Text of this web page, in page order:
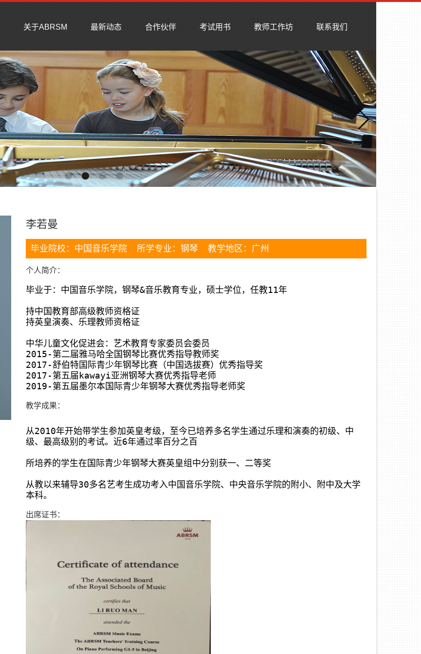
关于ABRSM 最新动态 合作伙伴 考试用书 教师工作坊 联系我们
李若曼
毕业院校：中国音乐学院 所学专业：钢琴 教学地区：广州
个人简介：
毕业于：中国音乐学院，钢琴&音乐教育专业，硕士学位，任教11年
持中国教育部高级教师资格证
持英皇演奏、乐理教师资格证
中华儿童文化促进会：艺术教育专家委员会委员
2015-第二届雅马哈全国钢琴比赛优秀指导教师奖
2017-舒伯特国际青少年钢琴比赛（中国选拔赛）优秀指导奖
2017-第五届kawayi亚洲钢琴大赛优秀指导老师
2019-第五届墨尔本国际青少年钢琴大赛优秀指导老师奖
教学成果：
从2010年开始带学生参加英皇考级，至今已培养多名学生通过乐理和演奏的初级、中
级、最高级别的考试。近6年通过率百分之百
所培养的学生在国际青少年钢琴大赛英皇组中分别获一、二等奖
从教以来辅导30多名艺考生成功考入中国音乐学院、中央音乐学院的附小、附中及大学
本科。
出席证书：